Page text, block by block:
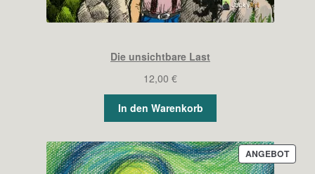
Die unsichtbare Last
12,00 €
In den Warenkorb
ANGEBOT
IM